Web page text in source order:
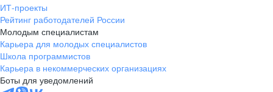
ИТ-проекты
Рейтинг работодателей России
Молодым специалистам
Карьера для молодых специалистов
Школа программистов
Карьера в некоммерческих организациях
Боты для уведомлений